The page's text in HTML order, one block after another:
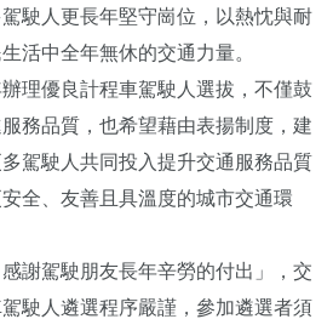
駛人更長年堅守崗位，以熱忱與耐
活中全年無休的交通力量。
理優良計程車駕駛人選拔，不僅鼓
務品質，也希望藉由表揚制度，建
駕駛人共同投入提升交通服務品質
全、友善且具溫度的城市交通環
感謝駕駛朋友長年辛勞的付出」，交
駛人遴選程序嚴謹，參加遴選者須